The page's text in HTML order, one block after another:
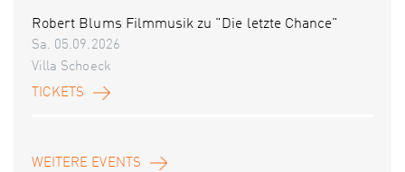
Robert Blums Filmmusik zu "Die letzte Chance"
Sa. 05.09.2026
Villa Schoeck
TICKETS
WEITERE EVENTS